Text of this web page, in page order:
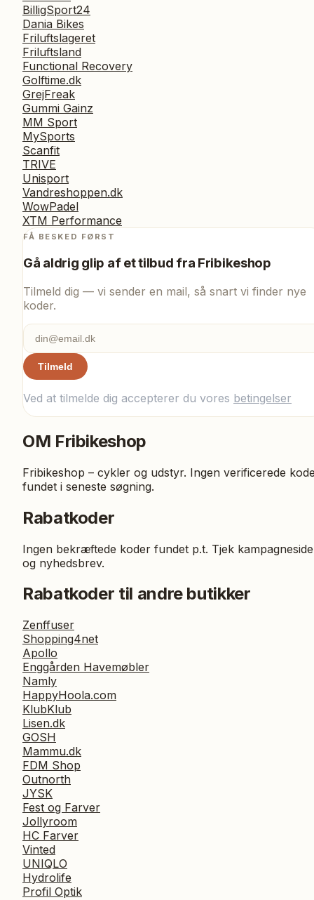
BilligSport24
Dania Bikes
Friluftslageret
Friluftsland
Functional Recovery
Golftime.dk
GrejFreak
Gummi Gainz
MM Sport
MySports
Scanfit
TRIVE
Unisport
Vandreshoppen.dk
WowPadel
XTM Performance
FÅ BESKED FØRST
Gå aldrig glip af et tilbud fra Fribikeshop
Tilmeld dig — vi sender en mail, så snart vi finder nye
koder.
Tilmeld
Ved at tilmelde dig accepterer du vores betingelser
OM Fribikeshop
Fribikeshop – cykler og udstyr. Ingen verificerede
fundet i seneste søgning.
Rabatkoder
Ingen bekræftede koder fundet p.t. Tjek
og nyhedsbrev.
Rabatkoder til andre butikker
Zenffuser
Shopping4net
Apollo
Enggården Havemøbler
Namly
HappyHoola.com
KlubKlub
Lisen.dk
GOSH
Mammu.dk
FDM Shop
Outnorth
JYSK
Fest og Farver
Jollyroom
HC Farver
Vinted
UNIQLO
Hydrolife
Profil Optik